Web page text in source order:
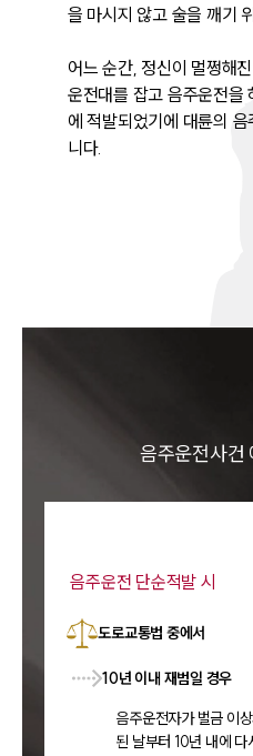
을 마시지 않고 술을 깨기
어느 순간, 정신이 멀쩡해
운전대를 잡고 음주운전을
에 적발되었기에 대륜의
니다.
음주운전사건
음주운전 단순적발 시
도로교통법 중에서
10년 이내 재범일 경우
음주운전자가 벌금 이
된 날부터 10년 내에